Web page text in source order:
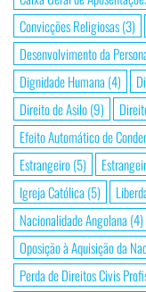
Convicções Religiosas(3)
Desenvolvimento da
Dignidade Humana (4)
Direito de Asilo(9)
Efeito Automático de
Estrangeiro(5)
Igreja Católica (5)
Nacionalidade Angolana (4)
Oposição à Aquisição da
Perda de Direitos Civis